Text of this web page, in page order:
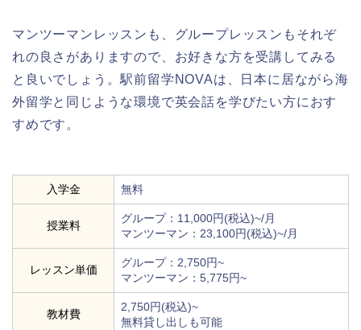
マンツーマンレッスンも、グループレッスンもそれぞ
れの良さがありますので、お好きな方を受講してみる
と良いでしょう。駅前留学NOVAは、日本に居ながら海
外留学と同じような環境で英会話を学びたい方におす
すめです。
入学金 無料
授業料
グループ：11,000円(税込)~/月
マンツーマン：23,100円(税込)~/月
レッスン単価
グループ：2,750円~
マンツーマン：5,775円~
教材費
2,750円(税込)~
無料貸し出しも可能